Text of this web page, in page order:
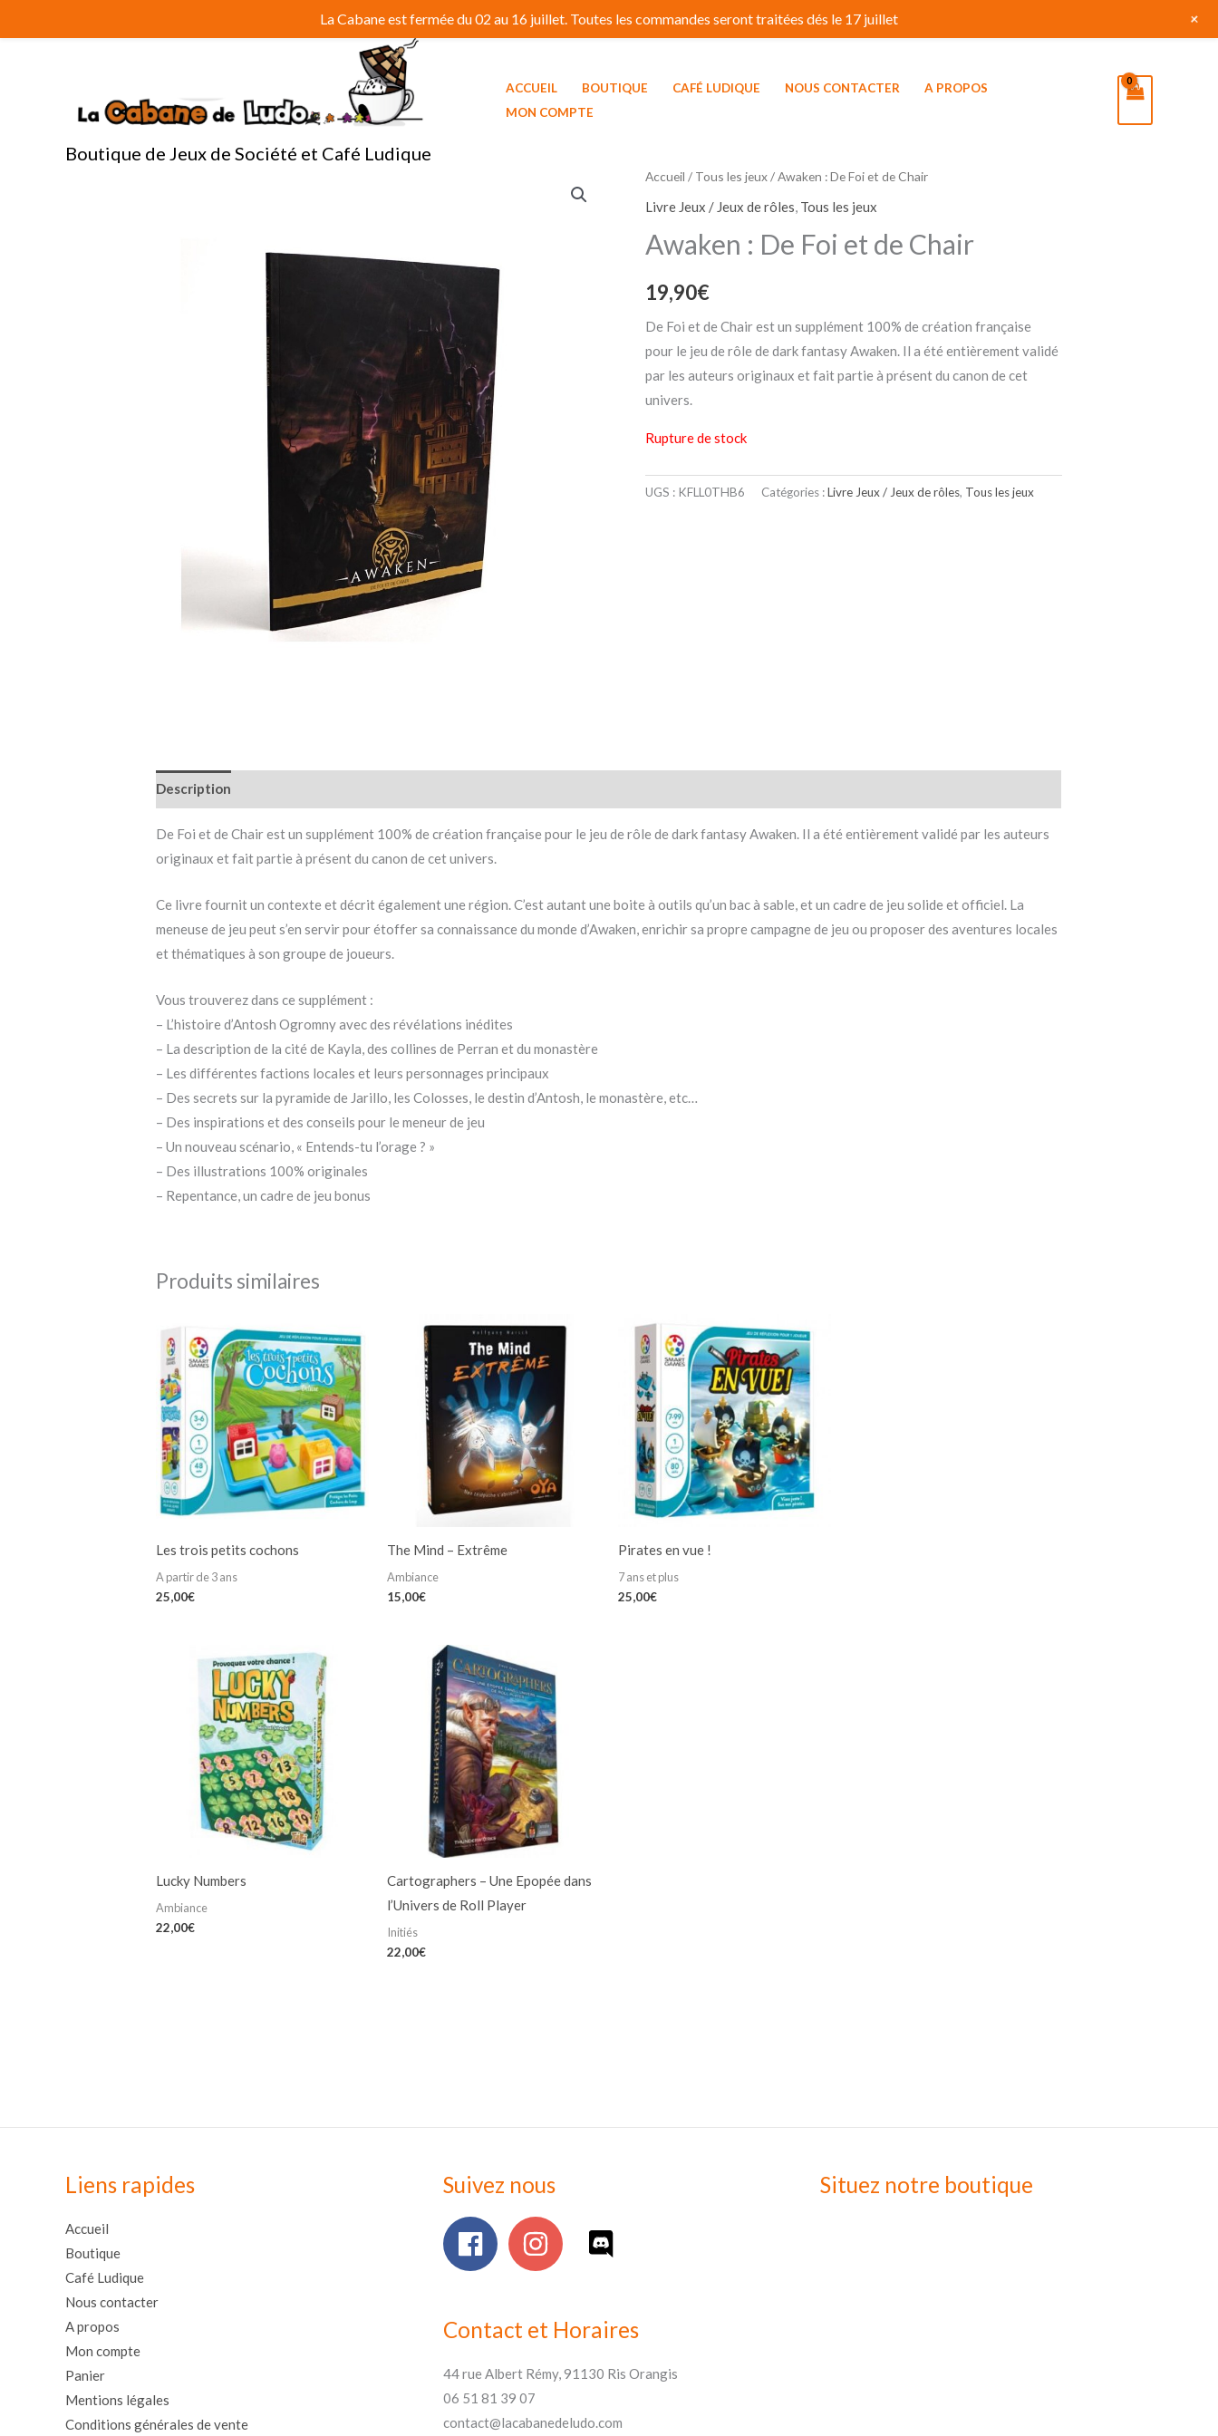
au
Boutique de Jeux de Société et Café Ludique
ACCUEIL BOUTIQUE CAFÉ LUDIQUE NOUS CONTACTER
A PROPOS
MON COMPTE
Accueil / Tous les jeux/ Awaken : De Foi et de Chair
Livre Jeux / Jeux de rôles, Tous les jeux
Awaken : De Foi et de Chair
19,90€
De Foi et de Chair est un supplément 100% de création française
pour le jeu de rôle de dark fantasy Awaken. Il a été entièrement validé
par les auteurs originaux et fait partie à présent du canon de cet
univers.
Rupture de stock
UGS : KFLL0THB6 Catégories :Livre Jeux / Jeux de rôles, Tous les jeux
Description
De Foi et de Chair est un supplément 100% de création française pour le jeu de rôle de dark fantasy Awaken. Il a été entièrement validé par les auteurs
originaux et fait partie à présent du canon de cet univers.
Ce livre fournit un contexte et décrit également une région. C’est autant une boite à outils qu’un bac à sable, et un cadre de jeu solide et officiel. La
meneuse de jeu peut s’en servir pour étoffer sa connaissance du monde d’Awaken, enrichir sa propre campagne de jeu ou proposer des aventures locales
et thématiques à son groupe de joueurs.
Vous trouverez dans ce supplément :
– L’histoire d’Antosh Ogromny avec des révélations inédites
– La description de la cité de Kayla, des collines de Perran et du monastère
– Les différentes factions locales et leurs personnages principaux
– Des secrets sur la pyramide de Jarillo, les Colosses, le destin d’Antosh, le monastère, etc…
– Des inspirations et des conseils pour le meneur de jeu
– Un nouveau scénario, « Entends-tu l’orage ? »
– Des illustrations 100% originales
– Repentance, un cadre de jeu bonus
Produits similaires
Les trois petits cochons
A partir de 3 ans
25,00€
The Mind – Extrême
Ambiance
15,00€
Pirates en vue !
7 ans et plus
25,00€
Lucky Numbers
Ambiance
22,00€
Cartographers – Une Epopée dans
l’Univers de Roll Player
Initiés
22,00€
Liens rapides
Accueil
Boutique
Café Ludique
Nous contacter
A propos
Mon compte
Panier
Mentions légales
Conditions générales de vente
Suivez nous
Contact et Horaires
44 rue Albert Rémy, 91130 Ris Orangis
06 51 81 39 07
contact@lacabanedeludo.com
Situez notre boutique
La Cabane est fermée du 02 au 16 juillet. Toutes les commandes seront traitées dés le 17 juillet +